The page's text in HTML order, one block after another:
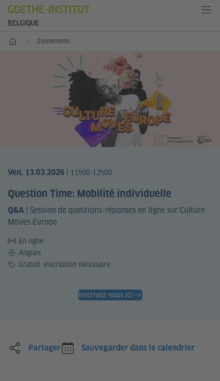
BELGIQUE
Accueil Événements
Ven, 13.03.2026 11h00-12h00
Question Time: Mobilité individuelle
Q&A | Session de questions-réponses en ligne sur Culture
Moves Europe
En ligne
LangueAnglais
PrixGratuit. Inscription nécessaire.
Inscrivez-vous ici
Partager Sauvegarder dans le calendrier